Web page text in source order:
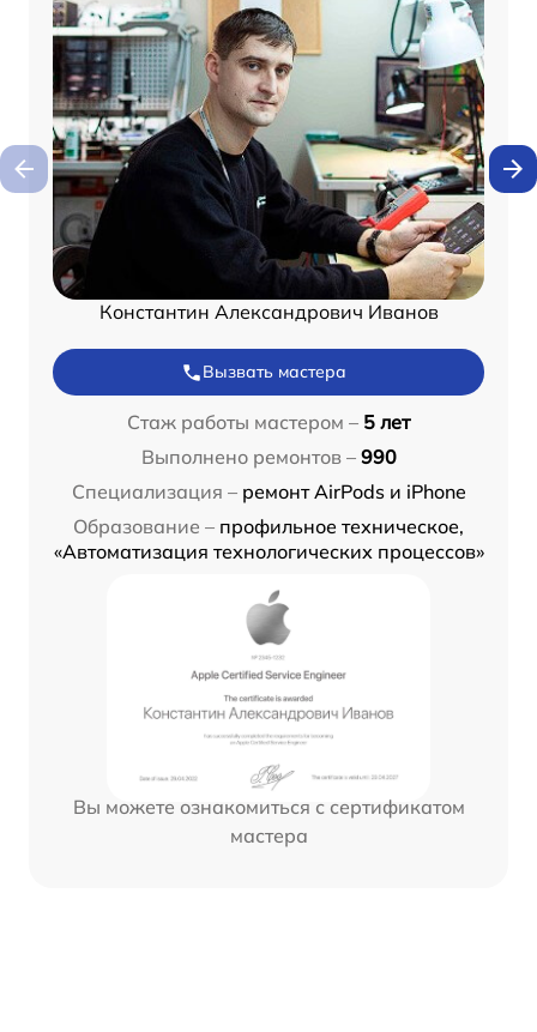
Константин Александрович Иванов
Вызвать мастера
Стаж работы мастером – 5 лет
Выполнено ремонтов – 990
Специализация – ремонт AirPods и iPhone
Образование – профильное техническое,
«Автоматизация технологических процессов»
Вы можете ознакомиться с сертификатом
мастера